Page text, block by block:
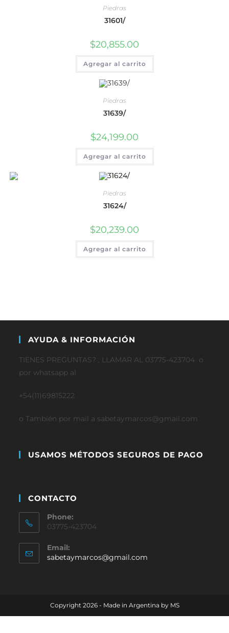
Piedras
31601/
$20,855.00
Agregar al carrito
Piedras
31639/
$24,199.00
Agregar al carrito
Piedras
31624/
$20,239.00
Agregar al carrito
AYUDA & INFORMACIÓN
TIENES PREGUNTAS? , LLAMAR AL 03775-423704 o
por whatsapp al
+54(11)69815222
o También por mail a sabetaymarcos@gmail.com
USAMOS MÉTODOS SEGUROS DE PAGO
CONTACTO
Phone:
03775-423704
Email:
sabetaymarcos@gmail.com
Copyright 2026 - Made in Argentina by MS